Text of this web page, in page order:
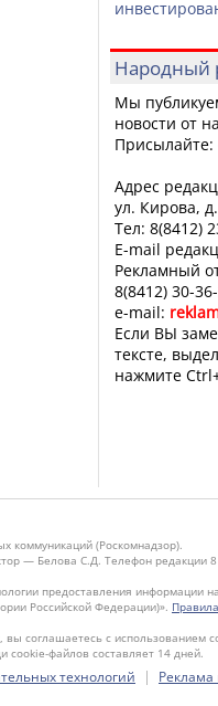
Народный
Мы
новости от
Присылайте:
Адрес
ул. Кирова,
Тел: 8(8412)
E-mail
Рекламный
8(8412) 30-
e-mail:
Если ВЫ
тексте,
нажмите
коммуникаций (Роскомнадзор).
— Белова С.Д. Телефон редакции
предоставления информации
Российской Федерации)».
соглашаетесь с использованием
cookie-файлов составляет 14 дней.
технологий | Реклама